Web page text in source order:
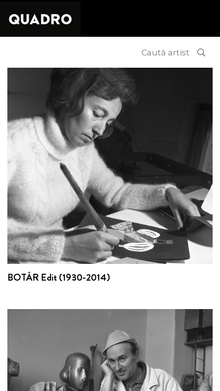
BOTÁR Edit (1930-2014)